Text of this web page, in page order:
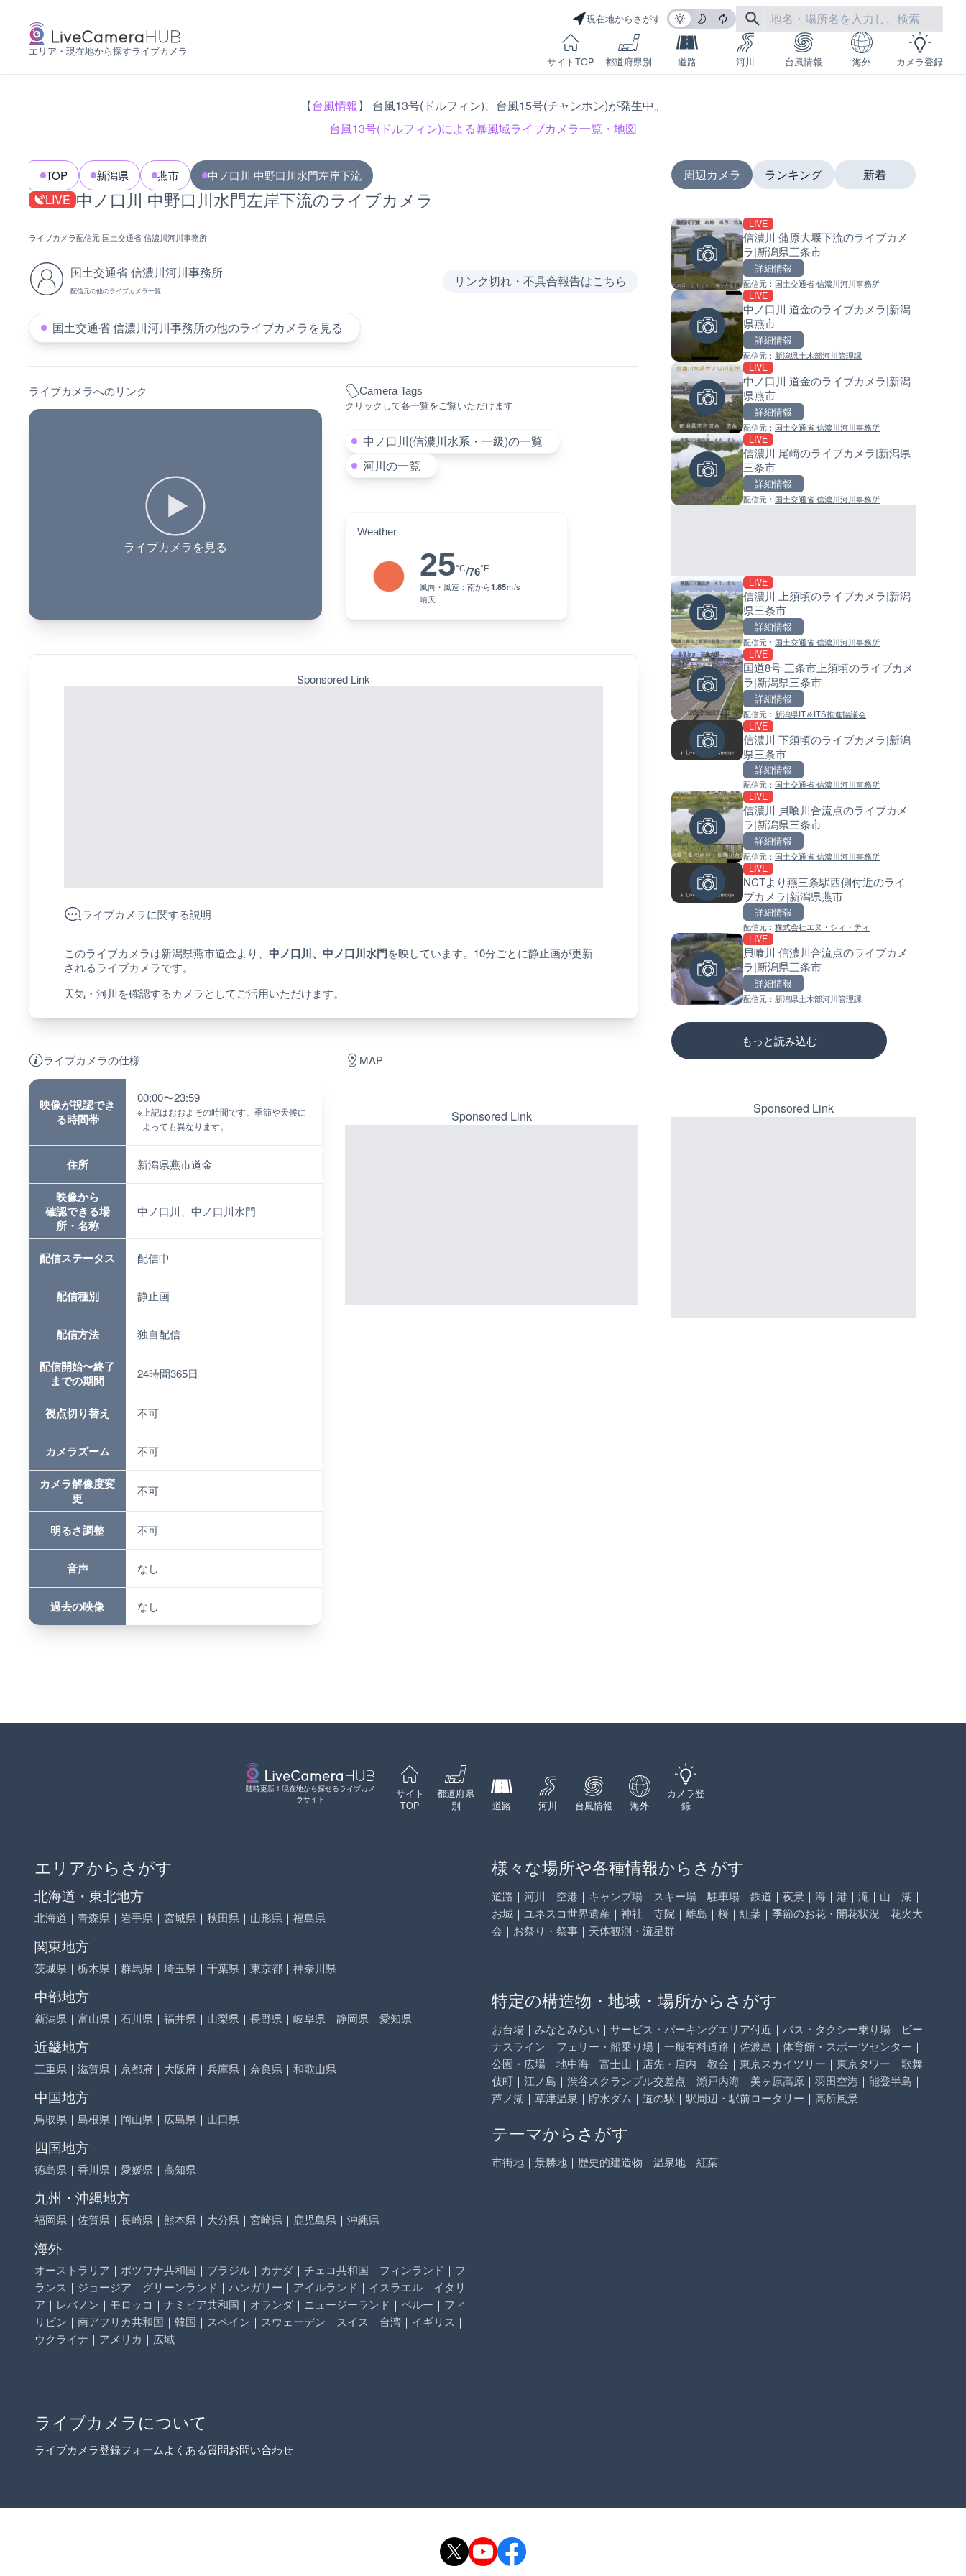
エリア・現在地から探すライブカメラ
現在地からさがす
サイトTOP 都道府県別 道路 河川 台風情報 海外 カメラ登録
【台風情報】 台風13号(ドルフィン)、台風15号(チャンホン)が発生中。
台風13号(ドルフィン)による暴風域ライブカメラ一覧・地図
TOP 新潟県 燕市 中ノ口川 中野口川水門左岸下流
LIVE 中ノ口川 中野口川水門左岸下流のライブカメラ
ライブカメラ配信元:国土交通省 信濃川河川事務所
国土交通省 信濃川河川事務所
配信元の他のライブカメラ一覧
リンク切れ・不具合報告はこちら
国土交通省 信濃川河川事務所の他のライブカメラを見る
ライブカメラへのリンク
ライブカメラを見る
Camera Tags
クリックして各一覧をご覧いただけます
中ノ口川(信濃川水系・一級)の一覧
河川の一覧
Weather
25°C/76°F
風向・風速： 南から1.85ｍ/s
晴天
Sponsored Link
ライブカメラに関する説明
このライブカメラは新潟県燕市道金より、 中ノ口川、中ノ口川水門を映しています。10分ごとに静止画が更新
されるライブカメラです。
天気・河川を確認するカメラとしてご活用いただけます。
ライブカメラの仕様
映像が視認でき
る時間帯
00:00〜23:59
※ 上記はおおよその時間です。季節や天候に
よっても異なります。
住所 新潟県燕市道金
映像から
確認できる場
所・名称
中ノ口川、中ノ口川水門
配信ステータス 配信中
配信種別 静止画
配信方法 独自配信
配信開始〜終了
までの期間
24時間365日
視点切り替え 不可
カメラズーム 不可
カメラ解像度変
更
不可
明るさ調整 不可
音声 なし
過去の映像 なし
MAP
Sponsored Link
周辺カメラ
LIVE
信濃川 蒲原大堰下流のライブカメ
ラ|新潟県三条市
詳細情報
配信元： 国土交通省 信濃川河川事務所
LIVE
中ノ口川 道金のライブカメラ|新潟
県燕市
詳細情報
配信元： 新潟県土木部河川管理課
LIVE
中ノ口川 道金のライブカメラ|新潟
県燕市
詳細情報
配信元： 国土交通省 信濃川河川事務所
LIVE
信濃川 尾崎のライブカメラ|新潟県
三条市
詳細情報
配信元： 国土交通省 信濃川河川事務所
LIVE
信濃川 上須頃のライブカメラ|新潟
県三条市
詳細情報
配信元： 国土交通省 信濃川河川事務所
LIVE
国道8号 三条市上須頃のライブカメ
ラ|新潟県三条市
詳細情報
配信元： 新潟県IT＆ITS推進協議会
LIVE
信濃川 下須頃のライブカメラ|新潟
県三条市
詳細情報
配信元： 国土交通省 信濃川河川事務所
LIVE
信濃川 貝喰川合流点のライブカメ
ラ|新潟県三条市
詳細情報
配信元： 国土交通省 信濃川河川事務所
LIVE
NCTより燕三条駅西側付近のライ
ブカメラ|新潟県燕市
詳細情報
配信元： 株式会社エヌ・シィ・ティ
LIVE
貝喰川 信濃川合流点のライブカメ
ラ|新潟県三条市
詳細情報
配信元： 新潟県土木部河川管理課
もっと読み込む
ランキング
国道406号 鬼無里のライブカ
長野県長野市
配信元：長野県庁
東名高速道路・厚木インター
配信元：テレビ朝日
国道18号篠ノ井橋のライブカ
配信元：国土交通省 長野国道事務所
地久子川 二枚橋のライブカメ
配信元：富山県庁
日テレより那覇空港のライブ
配信元：日本テレビ
ATISより首都高速3号渋谷線
ャンクション付近のライブカ
配信元：日本エンタープライズ株式会社
北陸自動車道 金沢森本インタ
配信元：NEXCO西日本
Impaxビル付近から歌舞伎町
のライブカメラ|東京都新宿区
配信元：歌舞伎町ゴジラ前ライブ
新東名高速道路 新御殿場イン
チェンジのライブカメラ|静岡
配信元： NEXCO中日本
舞鶴若狭自動車道 舞鶴東〜大
浜間のライブカメラ|福井県高
配信元：NEXCO西日本
新着
南出川水門付近のライブカメ
歌山県日高町
配信元：日高町役場
比井川水門付近から比井崎海
配信元：日高町役場
小浦川水門付近から小浦海水
配信元：日高町役場
産湯川水門付近のライブカメ
配信元：日高町役場
導目木川 花立砂防堰堤下流の
配信元：福岡県庁県土整備部河川課
常呂川 鹿ノ子ダムのライブカ
北海道置戸町
配信元：国土交通省 北海道開発局
天塩川 岩尾内ダムのライブカ
配信元：国土交通省 北海道開発局
東京都品川区南大井のライブ
ラ|東京都品川区
配信元：東京都品川区南大井ライブカメラ
道の駅さがのせきのライブカ
大分県大分市
配信元：道の駅さがのせきPPカム
松江自動車道 三次東JCT・イ
ーチェンジのライブカメラ|広
配信元：国土交通省 三次河川国道事務所
Sponsored Link
随時更新！現在地から探せるライブカメ
ラサイト
サイト
TOP
都道府県
別
道路 河川 台風情報 海外
カメラ登
録
エリアからさがす
北海道・東北地方
北海道 ｜ 青森県 ｜ 岩手県 ｜ 宮城県 ｜ 秋田県 ｜ 山形県 ｜ 福島県
関東地方
茨城県 ｜ 栃木県 ｜ 群馬県 ｜ 埼玉県 ｜ 千葉県 ｜ 東京都 ｜ 神奈川県
中部地方
新潟県 ｜ 富山県 ｜ 石川県 ｜ 福井県 ｜ 山梨県 ｜ 長野県 ｜ 岐阜県 ｜ 静岡県 ｜ 愛知県
近畿地方
三重県 ｜ 滋賀県 ｜ 京都府 ｜ 大阪府 ｜ 兵庫県 ｜ 奈良県 ｜ 和歌山県
中国地方
鳥取県 ｜ 島根県 ｜ 岡山県 ｜ 広島県 ｜ 山口県
四国地方
徳島県 ｜ 香川県 ｜ 愛媛県 ｜ 高知県
九州・沖縄地方
福岡県 ｜ 佐賀県 ｜ 長崎県 ｜ 熊本県 ｜ 大分県 ｜ 宮崎県 ｜ 鹿児島県 ｜ 沖縄県
海外
オーストラリア ｜ ボツワナ共和国 ｜ ブラジル ｜ カナダ ｜ チェコ共和国 ｜ フィンランド ｜ フ
ランス ｜ ジョージア ｜ グリーンランド ｜ ハンガリー ｜ アイルランド ｜ イスラエル ｜ イタリ
ア ｜ レバノン ｜ モロッコ ｜ ナミビア共和国 ｜ オランダ ｜ ニュージーランド ｜ ペルー ｜ フィ
リピン ｜ 南アフリカ共和国 ｜ 韓国 ｜ スペイン ｜ スウェーデン ｜ スイス ｜ 台湾 ｜ イギリス ｜
ウクライナ ｜ アメリカ ｜ 広域
様々な場所や各種情報からさがす
道路 ｜ 河川 ｜ 空港 ｜ キャンプ場 ｜ スキー場 ｜ 駐車場 ｜ 鉄道 ｜ 夜景 ｜ 海 ｜ 港 ｜ 滝 ｜ 山 ｜ 湖 ｜
お城 ｜ ユネスコ世界遺産 ｜ 神社 ｜ 寺院 ｜ 離島 ｜ 桜 ｜ 紅葉 ｜ 季節のお花・開花状況 ｜ 花火大
会 ｜ お祭り・祭事 ｜ 天体観測・流星群
特定の構造物・地域・場所からさがす
お台場 ｜ みなとみらい ｜ サービス・パーキングエリア付近 ｜ バス・タクシー乗り場 ｜ ビー
ナスライン ｜ フェリー・船乗り場 ｜ 一般有料道路 ｜ 佐渡島 ｜ 体育館・スポーツセンター ｜
公園・広場 ｜ 地中海 ｜ 富士山 ｜ 店先・店内 ｜ 教会 ｜ 東京スカイツリー ｜ 東京タワー ｜ 歌舞
伎町 ｜ 江ノ島 ｜ 渋谷スクランブル交差点 ｜ 瀬戸内海 ｜ 美ヶ原高原 ｜ 羽田空港 ｜ 能登半島 ｜
芦ノ湖 ｜ 草津温泉 ｜ 貯水ダム ｜ 道の駅 ｜ 駅周辺・駅前ロータリー ｜ 高所風景
テーマからさがす
市街地 ｜ 景勝地 ｜ 歴史的建造物 ｜ 温泉地 ｜ 紅葉
ライブカメラについて
ライブカメラ登録フォームよくある質問お問い合わせ